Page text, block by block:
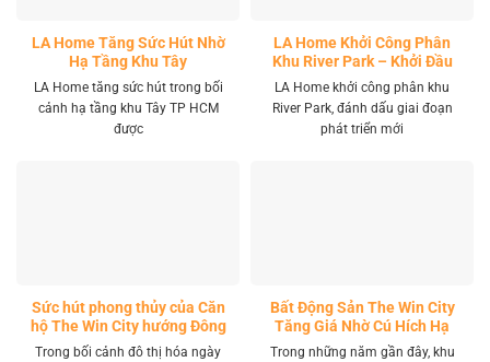
LA Home Tăng Sức Hút Nhờ
Hạ Tầng Khu Tây
LA Home tăng sức hút trong bối
cảnh hạ tầng khu Tây TP HCM
được
LA Home Khởi Công Phân
Khu River Park – Khởi Đầu
Giai Đoạn Phát Triển Mới
LA Home khởi công phân khu
River Park, đánh dấu giai đoạn
phát triển mới
Sức hút phong thủy của Căn
hộ The Win City hướng Đông
Nam
Trong bối cảnh đô thị hóa ngày
Bất Động Sản The Win City
Tăng Giá Nhờ Cú Hích Hạ
Tầng
Trong những năm gần đây, khu